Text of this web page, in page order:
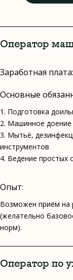
Оператор
Заработная
Основные
1. Подготовка
2. Машинное доение
3. Мытьё,
инструментов
4. Ведение простых
Опыт:
Возможен приём на
(желательно
норм).
Оператор по